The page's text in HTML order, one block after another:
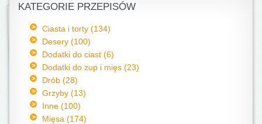
KATEGORIE PRZEPISÓW
Ciasta i torty (134)
Desery (100)
Dodatki do ciast (6)
Dodatki do zup i mięs (23)
Drób (28)
Grzyby (13)
Inne (100)
Mięsa (174)